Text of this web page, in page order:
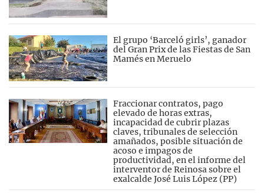
El grupo ‘Barceló girls’, ganador
del Gran Prix de las Fiestas de San
Mamés en Meruelo
Fraccionar contratos, pago
elevado de horas extras,
incapacidad de cubrir plazas
claves, tribunales de selección
amañados, posible situación de
acoso e impagos de
productividad, en el informe del
interventor de Reinosa sobre el
exalcalde José Luis López (PP)